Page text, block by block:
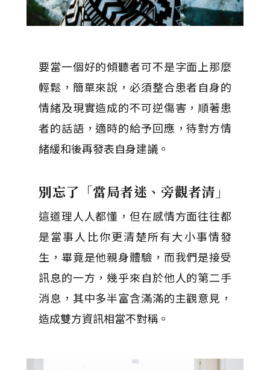
要當一個好的傾聽者可不是字面上那麼
輕鬆，簡單來說，必須整合患者自身的
情緒及現實造成的不可逆傷害，順著患
者的話語，適時的給予回應，待對方情
緒緩和後再發表自身建議。
別忘了「當局者迷、旁觀者清」
這道理人人都懂，但在感情方面往往都
是當事人比你更清楚所有大小事情發
生，畢竟是他親身體驗，而我們是接受
訊息的一方，幾乎來自於他人的第二手
消息，其中多半富含滿滿的主觀意見，
造成雙方資訊相當不對稱。